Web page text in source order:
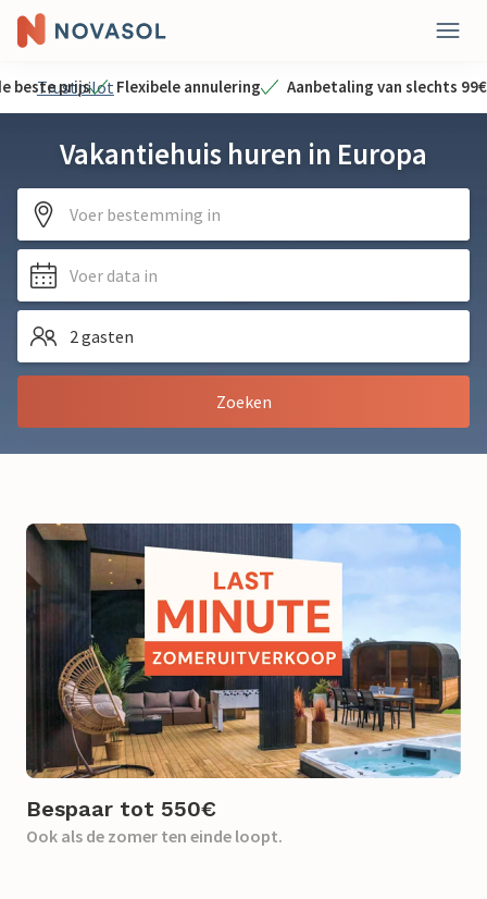
Trustpilot
beste prijs Flexibele annulering Aanbetaling van slechts 99€
Vakantiehuis huren in Europa
Voer bestemming in
Voer data in
2 gasten
Zoeken
Bespaar tot 550€
Ook als de zomer ten einde loopt.